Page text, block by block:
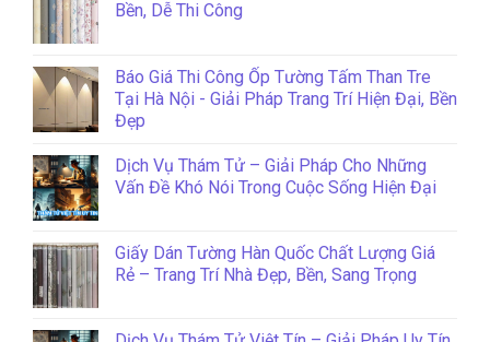
Bền, Dễ Thi Công
Báo Giá Thi Công Ốp Tường Tấm Than Tre
Tại Hà Nội - Giải Pháp Trang Trí Hiện Đại, Bền
Đẹp
Dịch Vụ Thám Tử – Giải Pháp Cho Những
Vấn Đề Khó Nói Trong Cuộc Sống Hiện Đại
Giấy Dán Tường Hàn Quốc Chất Lượng Giá
Rẻ – Trang Trí Nhà Đẹp, Bền, Sang Trọng